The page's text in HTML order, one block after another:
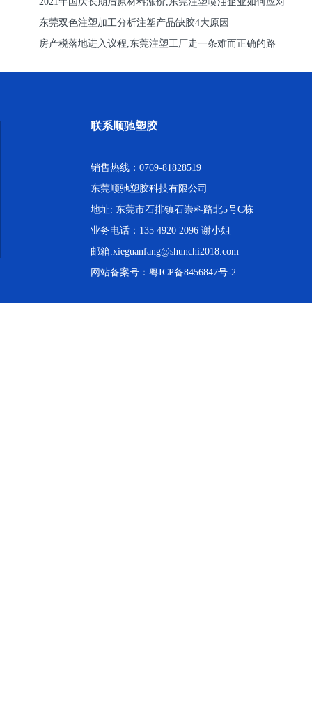
东莞双色注塑加工分析注塑产品缺胶4大原因
房产税落地进入议程,东莞注塑工厂走一条难而正确的路
联系顺驰塑胶
销售热线：0769-81828519
东莞顺驰塑胶科技有限公司
地址: 东莞市石排镇石崇科路北5号C栋
业务电话：135 4920 2096 谢小姐
邮箱:xieguanfang@shunchi2018.com
网站备案号： 粤ICP备8456847号-2